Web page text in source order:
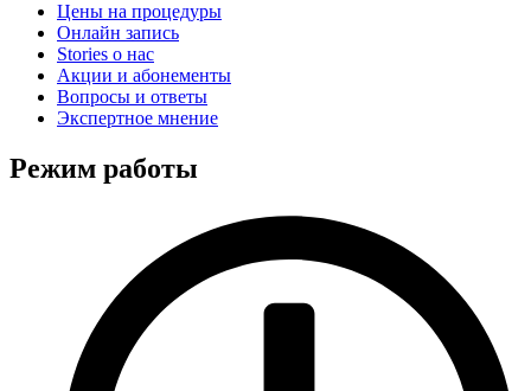
Цены на процедуры
Онлайн запись
Stories о нас
Акции и абонементы
Вопросы и ответы
Экспертное мнение
Режим работы